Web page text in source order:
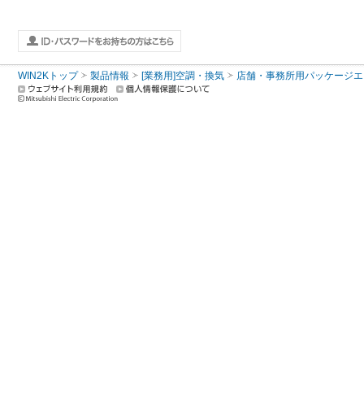
WIN2Kトップ 製品情報 [業務用]空調・換気 店舗・事務所用パッケージ